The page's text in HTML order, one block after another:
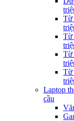
Từ
Từ
Từ
Từ
Laptop
cầu